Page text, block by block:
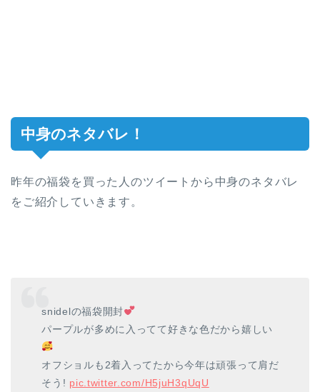
中身のネタバレ！
昨年の福袋を買った人のツイートから中身のネタバレ
をご紹介していきます。
snidelの福袋開封
パープルが多めに入ってて好きな色だから嬉しい
オフショルも2着入ってたから今年は頑張って肩だ
そう! pic.twitter.com/H5juH3qUqU